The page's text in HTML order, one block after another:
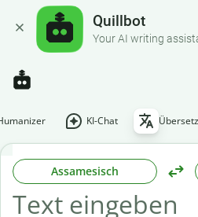
Quillbot
Your AI writing
KI-Chat
Assamesisch